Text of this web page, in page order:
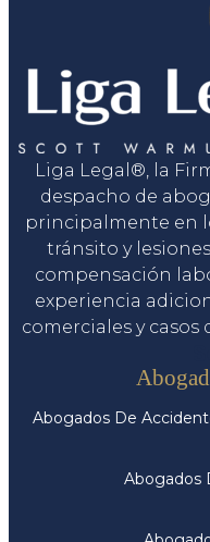
Liga Legal®, la
despacho de
principalmente en
tránsito y
compensación
experiencia
comerciales y casos
Abogados De
Abogados